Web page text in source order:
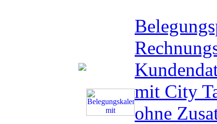
mit City
ohne